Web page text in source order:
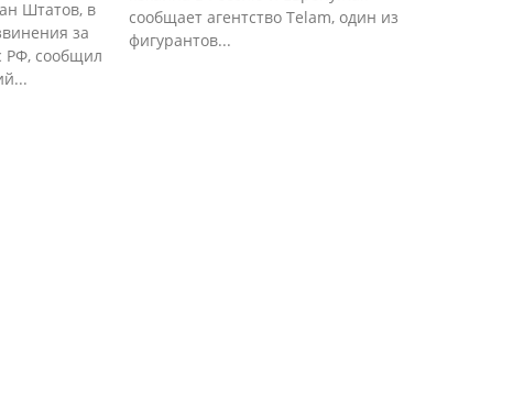
Штатов, в
за
РФ, сообщил
сообщает агентство Telam, один из
фигурантов...